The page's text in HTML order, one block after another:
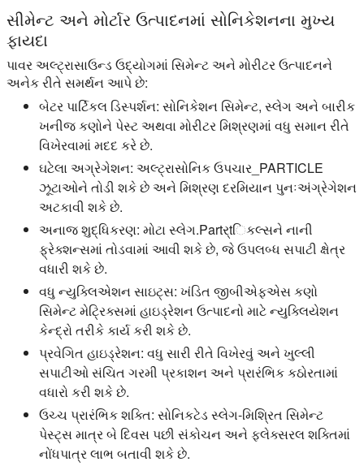
સીમેન્ટ અને મોર્ટાર ઉત્પાદનમાં સોનિકેશનના મુખ્ય
ફાયદા
પાવર અલ્ટ્રાસાઉન્ડ ઉદ્યોગમાં સિમેન્ટ અને મોરીટર ઉત્પાદનને
અનેક રીતે સમર્થન આપે છે:
બેટર પાર્ટિકલ ડિસ્પર્શન: સોનિકેશન સિમેન્ટ, સ્લેગ અને બારીક
ખનીજ કણોને પેસ્ટ અથવા મોરીટર મિશ્રણમાં વધુ સમાન રીતે
વિખેરવામાં મદદ કરે છે.
ઘટેલા અગ્રેગેશન: અલ્ટ્રાસોનિક ઉપચાર_PARTICLE
ઝૂટાઓને તોડી શકે છે અને મિશ્રણ દરમિયાન પુનઃઅંગ્રેગેશન
અટકાવી શકે છે.
અનાજ શુદ્ધિકરણ: મોટા સ્લેગ.Partર્tિકલ્સને નાની
ફ્રેક્શન્સમાં તોડવામાં આવી શકે છે, જે ઉપલબ્ધ સપાટી ક્ષેત્ર
વધારી શકે છે.
વધુ ન્યુક્લિએશન સાઇટ્સ: ખંડિત જીબીએફએસ કણો
સિમેન્ટ મેટ્રિક્સમાં હાઇડ્રેશન ઉત્પાદનો માટે ન્યુક્લિયેશન
કેન્દ્રો તરીકે કાર્ય કરી શકે છે.
પ્રવેગિત હાઇડ્રેશન: વધુ સારી રીતે વિખેરવું અને ખુલ્લી
સપાટીઓ સંચિત ગરમી પ્રકાશન અને પ્રારંભિક કઠોરતામાં
વધારો કરી શકે છે.
ઉચ્ચ પ્રારંભિક શક્તિ: સોનિકટેડ સ્લેગ-મિશ્રિત સિમેન્ટ
પેસ્ટ્સ માત્ર બે દિવસ પછી સંકોચન અને ફ્લેક્સરલ શક્તિમાં
નોંધપાત્ર લાભ બતાવી શકે છે.